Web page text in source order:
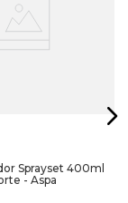
Sprayset 400ml
- Aspa